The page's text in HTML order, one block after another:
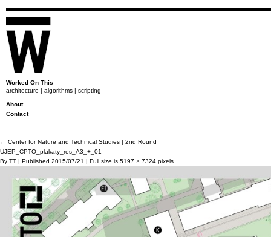
Worked On This
architecture | algorithms | scripting
About
Contact
← Center for Nature and Technical Studies | 2nd Round
UJEP_CPTO_plakaty_res_A3_+_01
By TT | Published 2015/07/21 | Full size is 5197 × 7324 pixels